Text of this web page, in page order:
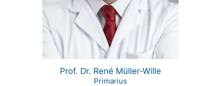
Prof. Dr. René Müller-Wille
Primarius